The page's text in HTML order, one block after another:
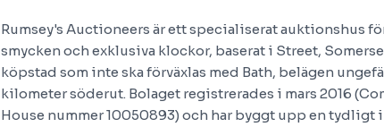
Rumsey's Auctioneers är ett specialiserat auktionshus
smycken och exklusiva klockor, baserat i Street,
köpstad som inte ska förväxlas med Bath, belägen
kilometer söderut. Bolaget registrerades i mars 2016
House nummer 10050893) och har byggt upp en tydligt